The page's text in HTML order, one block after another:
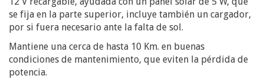
se fija en la parte superior, incluye también un cargador,
por si fuera necesario ante la falta de sol.
Mantiene una cerca de hasta 10 Km. en buenas
condiciones de mantenimiento, que eviten la pérdida de
potencia.